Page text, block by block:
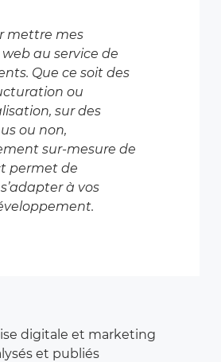
digitale et marketing
et publiés
mettre mes
au service de
Que ce soit des
ou
sur des
ou non,
sur-mesure de
permet de
à vos